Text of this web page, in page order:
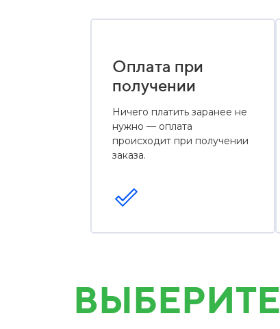
Оплата при
получении
Ничего платить заранее не
нужно — оплата
происходит при получении
заказа.
ВЫБЕРИТЕ